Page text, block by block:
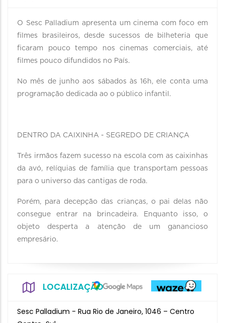
O Sesc Palladium apresenta um cinema com foco em
filmes brasileiros, desde sucessos de bilheteria que
ficaram pouco tempo nos cinemas comerciais, até
filmes pouco difundidos no País.
No mês de junho aos sábados às 16h, ele conta uma
programação dedicada ao o público infantil.
DENTRO DA CAIXINHA - SEGREDO DE CRIANÇA
Três irmãos fazem sucesso na escola com as caixinhas
da avó, relíquias de família que transportam pessoas
para o universo das cantigas de roda.
Porém, para decepção das crianças, o pai delas não
consegue entrar na brincadeira. Enquanto isso, o
objeto desperta a atenção de um ganancioso
empresário.
LOCALIZAÇÃO
Sesc Palladium - Rua Rio de Janeiro, 1046 – Centro